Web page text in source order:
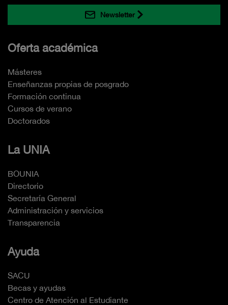
Newsletter
Oferta académica
Másteres
Enseñanzas propias de posgrado
Formación continua
Cursos de verano
Doctorados
La UNIA
BOUNIA
Directorio
Secretaría General
Administración y servicios
Transparencia
Ayuda
SACU
Becas y ayudas
Centro de Atención al Estudiante